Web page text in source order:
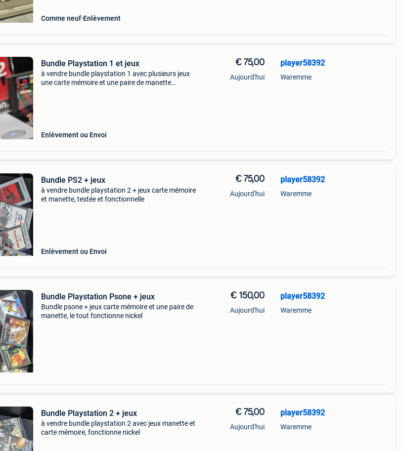
Comme neuf Enlèvement
Bundle Playstation 1 et jeux
à vendre bundle playstation 1 avec plusieurs jeux
une carte mémoire et une paire de manette
Enlèvement ou Envoi
€ 75,00
Aujourd'hui
player58392
Waremme
Bundle PS2 + jeux
à vendre bundle playstation 2 + jeux carte mémoire
et manette, testée et fonctionnelle
Enlèvement ou Envoi
€ 75,00
Aujourd'hui
player58392
Waremme
Bundle Playstation Psone + jeux
Bundle psone + jeux carte mémoire et une paire de
manette, le tout fonctionne nickel
€ 150,00
Aujourd'hui
player58392
Waremme
Bundle Playstation 2 + jeux
à vendre bundle playstation 2 avec jeux manette et
carte mémoire, fonctionne nickel
€ 75,00
Aujourd'hui
player58392
Waremme